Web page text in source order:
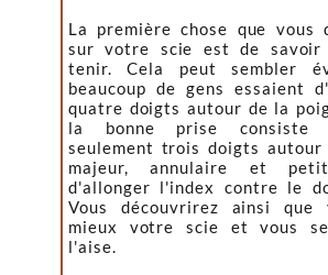
La première chose que vous
sur votre scie est de savoir
tenir. Cela peut sembler
beaucoup de gens essaient
quatre doigts autour de la
la bonne prise consiste
seulement trois doigts autour
majeur, annulaire et
d'allonger l'index contre le
Vous découvrirez ainsi que
mieux votre scie et vous
l'aise.